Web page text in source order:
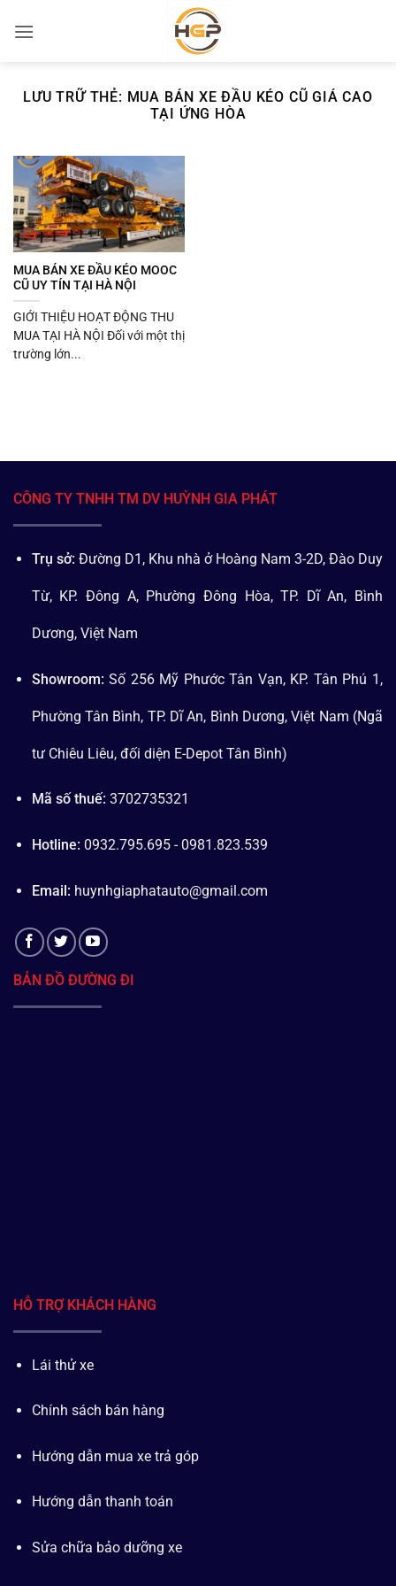
qua
LƯU TRỮ THẺ: MUA BÁN XE ĐẦU KÉO CŨ GIÁ CAO
TẠI ỨNG HÒA
MUA BÁN XE ĐẦU KÉO MOOC
CŨ UY TÍN TẠI HÀ NỘI
GIỚI THIỆU HOẠT ĐỘNG THU
MUA TẠI HÀ NỘI Đối với một thị
trường lớn...
CÔNG TY TNHH TM DV HUỲNH GIA PHÁT
Trụ sở: Đường D1, Khu nhà ở Hoàng Nam 3-2D, Đào Duy
Từ, KP. Đông A, Phường Đông Hòa, TP. Dĩ An, Bình
Dương, Việt Nam
Showroom: Số 256 Mỹ Phước Tân Vạn, KP. Tân Phú 1,
Phường Tân Bình, TP. Dĩ An, Bình Dương, Việt Nam (Ngã
tư Chiêu Liêu, đối diện E-Depot Tân Bình)
Mã số thuế: 3702735321
Hotline: 0932.795.695 - 0981.823.539
Email: huynhgiaphatauto@gmail.com
BẢN ĐỒ ĐƯỜNG ĐI
HỖ TRỢ KHÁCH HÀNG
Lái thử xe
Chính sách bán hàng
Hướng dẫn mua xe trả góp
Hướng dẫn thanh toán
Sửa chữa bảo dưỡng xe